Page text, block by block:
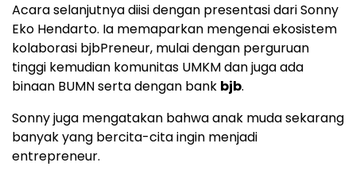
Acara selanjutnya diisi dengan presentasi dari Sonny
Eko Hendarto. Ia memaparkan mengenai ekosistem
kolaborasi bjbPreneur, mulai dengan perguruan
tinggi kemudian komunitas UMKM dan juga ada
binaan BUMN serta dengan bank bjb.
Sonny juga mengatakan bahwa anak muda sekarang
banyak yang bercita-cita ingin menjadi
entrepreneur.